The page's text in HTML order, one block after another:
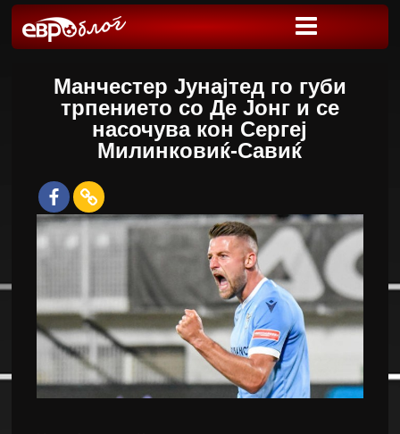
Манчестер Јунајтед го губи
трпението со Де Јонг и се
насочува кон Сергеј
Милинковиќ-Савиќ